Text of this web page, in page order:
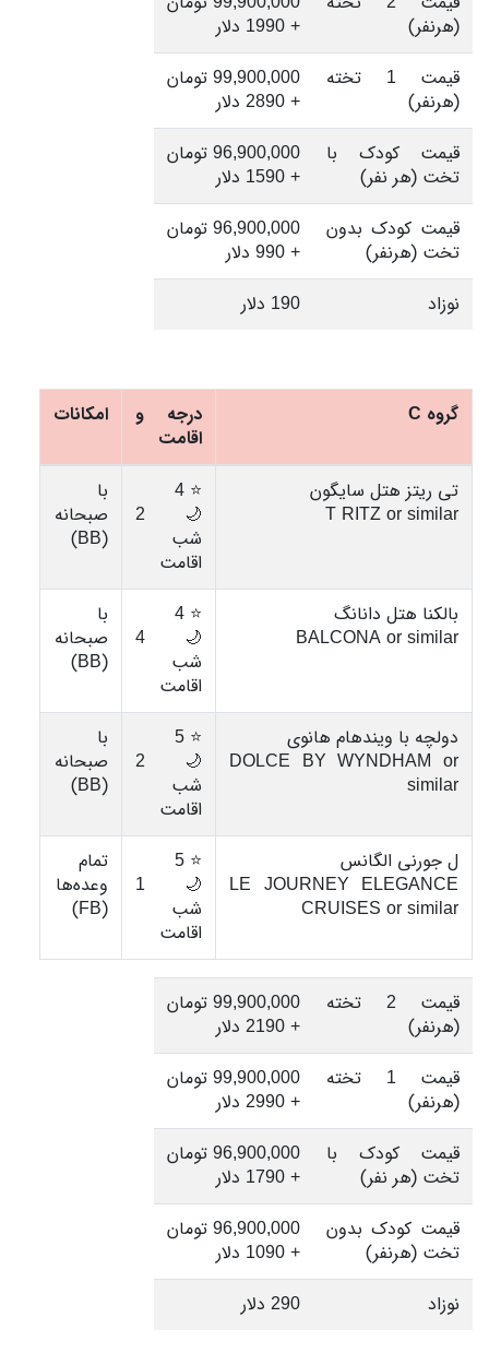
(هرنفر)
+ 1990 دلار
قیمت 1 تخته
(هرنفر)
99,900,000 تومان
+ 2890 دلار
قیمت کودک با
تخت (هر نفر)
96,900,000 تومان
+ 1590 دلار
قیمت کودک بدون
تخت (هرنفر)
96,900,000 تومان
+ 990 دلار
نوزاد
190 دلار
گروه C
درجه و
اقامت
امکانات
تی ریتز هتل سایگون
T RITZ or similar
⭐ 4
🌙 2
شب
اقامت
با
صبحانه
(BB)
بالکنا هتل دانانگ
BALCONA or similar
⭐ 4
🌙 4
شب
اقامت
با
صبحانه
(BB)
دولچه با ویندهام هانوی
DOLCE BY WYNDHAM or
similar
⭐ 5
🌙 2
شب
اقامت
با
صبحانه
(BB)
ل جورنی الگانس
LE JOURNEY ELEGANCE
CRUISES or similar
⭐ 5
🌙 1
شب
اقامت
تمام
وعده‌ها
(FB)
قیمت 2 تخته
(هرنفر)
99,900,000 تومان
+ 2190 دلار
قیمت 1 تخته
(هرنفر)
99,900,000 تومان
+ 2990 دلار
قیمت کودک با
تخت (هر نفر)
96,900,000 تومان
+ 1790 دلار
قیمت کودک بدون
تخت (هرنفر)
96,900,000 تومان
+ 1090 دلار
نوزاد
290 دلار